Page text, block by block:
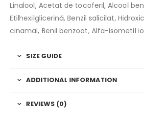
Linalool, Acetat de tocoferil, Alcool
Etilhexilglicerină, Benzil salicilat,
cinamal, Benil benzoat, Alfa-isometil
SIZE GUIDE
ADDITIONAL INFORMATION
REVIEWS (0)